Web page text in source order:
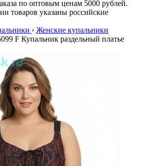
по оптовым ценам 5000 рублей.
товаров указаны российские
› Женские купальники
F Купальник раздельный платье